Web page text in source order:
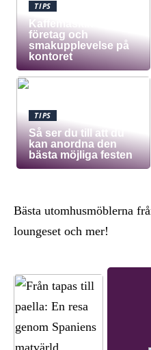
TIPS
Kaffemaskin för
företag och
smakupplevelse på
kontoret
TIPS
Så ser du till att du
kan anordna den
bästa möjliga festen
Bästa utomhusmöblerna
loungeset och mer!